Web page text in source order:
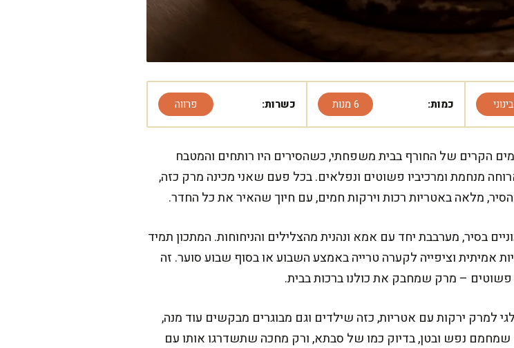
בינוני כמות: 6 מנות כשרות: פרווה
הקרים של החורף בבית משפחתי, כשהסירים היו רותחים והמטבח
מנחמת ומרכיביו פשוטים ונפלאים. בכל פעם שאני מכינה מרק כזה,
מלאה באטריות רכות וירקות חמים, עם חיוך שהאיר את כל החדר.
בסיר, מערבבת יחד עם אמא ונהנית מהצלילים והניחוחות. המתכון תמיד
אמיתית וציפייה לקערה טרייה באמצע השבוע או בסוף שבוע סוער. זה
– מרק שמחבק את כולנו ברכות בבית.
למרק ירקות עם אטריות, כזה שילדים וגם מבוגרים מבקשים עוד מנה,
שמחמם נפש ובטן, בדיוק כמו של סבתא, ורק מחכה שתשדרגו אותו עם